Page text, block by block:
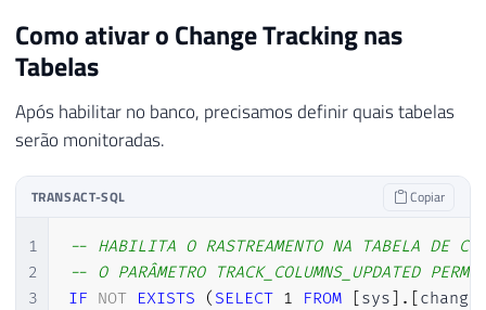
Como ativar o Change Tracking nas
Tabelas
Após habilitar no banco, precisamos definir quais tabelas
serão monitoradas.
TRANSACT-SQL Copiar
1
2
3
-- HABILITA O RASTREAMENTO NA TABELA DE
-- O PARÂMETRO TRACK_COLUMNS_UPDATED
IF NOT EXISTS ( SELECT 1 FROM [sys] . [